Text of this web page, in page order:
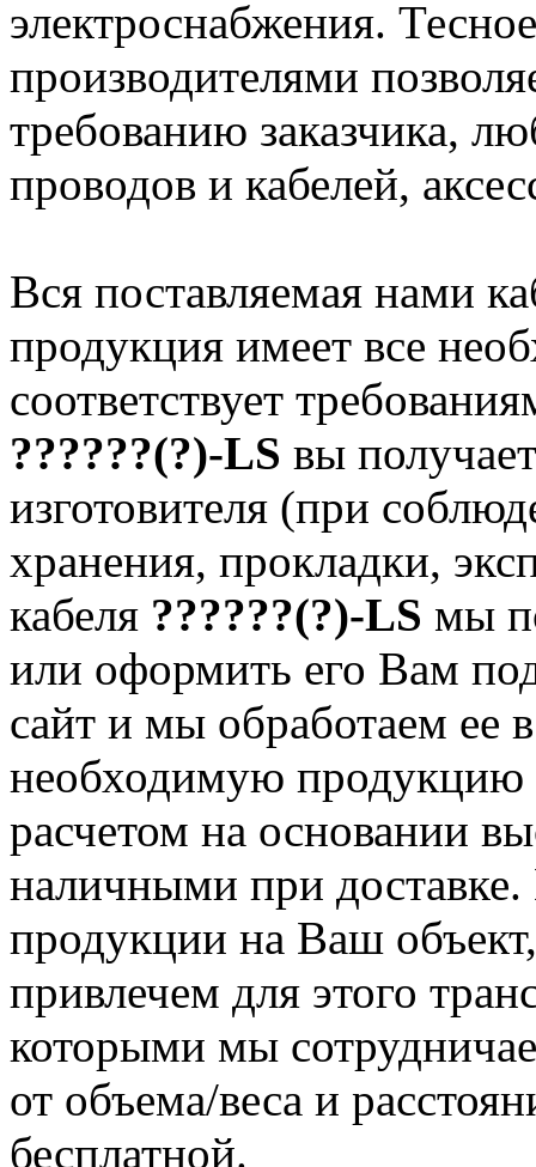
электроснабжения.
производителями
требованию заказчика,
проводов и кабелей,
Вся поставляемая нами
продукция имеет все
соответствует
??????(?)-LS вы
изготовителя (при
хранения, прокладки,
кабеля ??????(?)-LS мы
или оформить его Вам под
сайт и мы обработаем ее
необходимую
расчетом на основании
наличными при
продукции на Ваш
привлечем для этого
которыми мы
от объема/веса и
бесплатной.